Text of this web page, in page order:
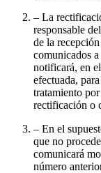
– La
responsable
de la
comunicados
notificará, en
efectuada,
tratamiento
rectificación o
– En el
que no
comunicará
número